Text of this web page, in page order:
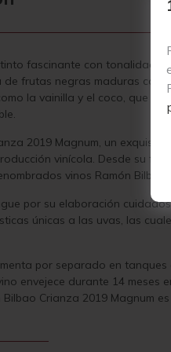
fascinante con
de frutas negras maduras
la vainilla y el coco, que
2019 Magnum, un
vinícola. Desde su
vinos Ramón Bilbao
por su elaboración
únicas a las uvas, las
por separado en
envejece durante 14 meses
Bilbao Crianza 2019 Magnum